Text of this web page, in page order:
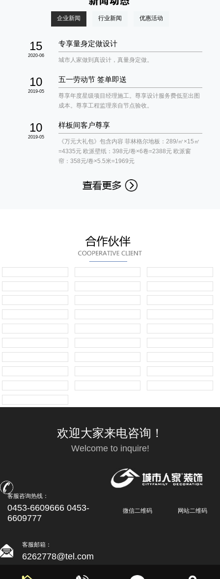
企业新闻 行业新闻 优惠活动
15
2020-06
专享量身定做设计
城市人家做到真设计，真量身定做。
10
2019-05
五一劳动节 签单即送
尊享年度星级项目经理施工。尊享设计服务费低至出图
成本。尊享工程监理亲自节点验收。
10
2019-05
样板间客户尊享
《万元大礼包》包含内容 菲林格尔地板：289/㎡×15㎡
=4335元 欧派壁纸：398元/卷×6卷=2388元 欧派窗
帘：358元/卷×5.5米=1969元
欢迎大家来电咨询！
Welcome to inquire!
客服咨询热线：
0453-6609666 0453-
6609777
客服邮箱：
6262778@tel.com
微信二维码 网站二维码